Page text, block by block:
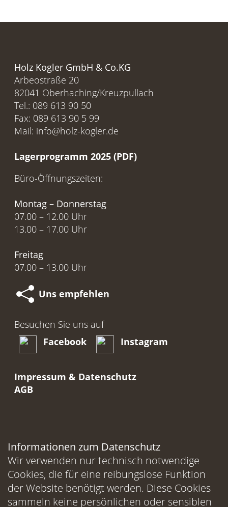
Informationen zum Datenschutz
Wir verwenden nur technisch notwendige
Cookies, die für eine reibungslose Funktion
der Website benötigt werden. Diese Cookies
sammeln keine persönlichen oder sensiblen
Holz Kogler GmbH & Co.KG
Arbeostraße 20
82041 Oberhaching/Kreuzpullach
Tel.: 089 613 90 50
Fax: 089 613 90 5 99
Mail: info@holz-kogler.de
Lagerprogramm 2025 (PDF)
Büro-Öffnungszeiten:
Montag – Donnerstag
07.00 – 12.00 Uhr
13.00 – 17.00 Uhr
Freitag
07.00 – 13.00 Uhr
Uns empfehlen
Besuchen Sie uns auf
Facebook
Instagram
Impressum & Datenschutz
AGB